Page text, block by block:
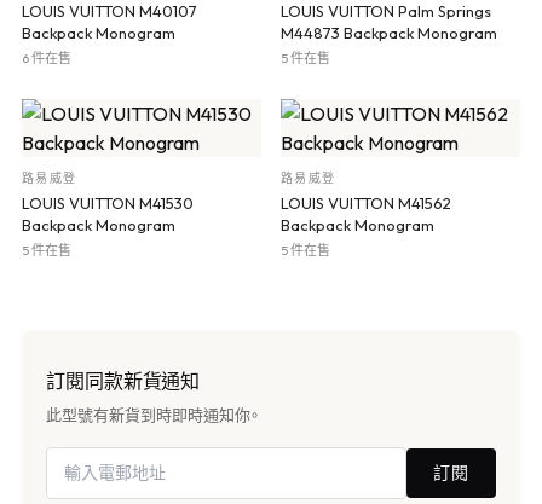
LOUIS VUITTON M40107
Backpack Monogram
6 件在售
LOUIS VUITTON Palm Springs
M44873 Backpack Monogram
5 件在售
路易威登
LOUIS VUITTON M41530
Backpack Monogram
5 件在售
路易威登
LOUIS VUITTON M41562
Backpack Monogram
5 件在售
訂閱同款新貨通知
此型號有新貨到時即時通知你。
訂閱